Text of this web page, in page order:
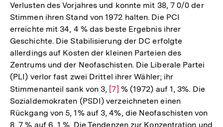
Verlusten des Vorjahres und konnte mit 38, 7 0/0 der
Stimmen ihren Stand von 1972 halten. Die PCI
erreichte mit 34, 4 % das beste Ergebnis ihrer
Geschichte. Die Stabilisierung der DC erfolgte
allerdings auf Kosten der kleinen Parteien des
Zentrums und der Neofaschisten. Die Liberale Partei
(PLI) verlor fast zwei Drittel ihrer Wähler; ihr
Stimmenanteil sank von 3, Zur
Auflösung
der
[7] % (1972) auf 1, 3%. Die
Sozialdemokraten (PSDI) verzeichneten einen
Rückgang von 5, 1% auf 3, 4%, die Neofaschisten von
8, 7 % auf 6, 1 %. Die Tendenzen zur Konzentration und